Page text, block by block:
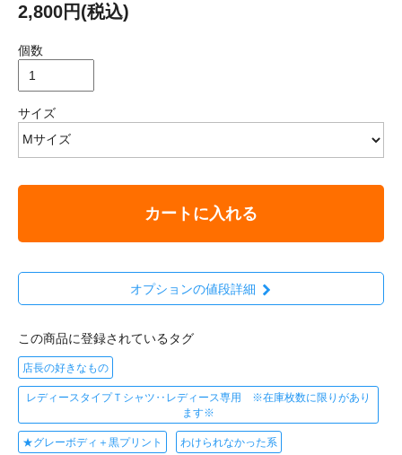
2,800円(税込)
個数
サイズ
カートに入れる
オプションの値段詳細
この商品に登録されているタグ
店長の好きなもの
レディースタイプＴシャツ‥レディース専用 ※在庫枚数に限りがあり
ます※
★グレーボディ＋黒プリント わけられなかった系